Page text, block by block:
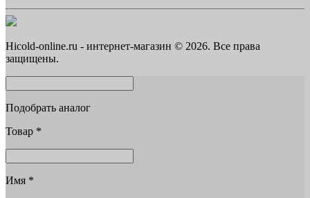
Hicold-online.ru - интернет-магазин © 2026. Все права
защищены.
Подобрать аналог
Товар *
Имя *